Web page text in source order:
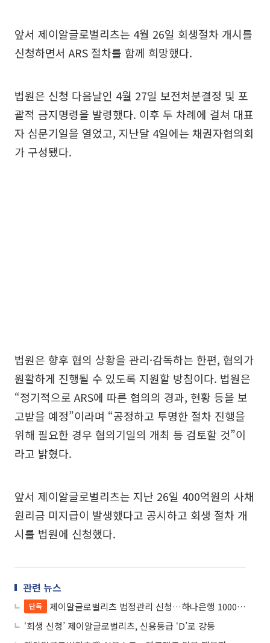
앞서 제이알글로벌리츠는 4월 26일 회생절차 개시를
신청하면서 ARS 절차를 함께 희망했다.
법원은 신청 다음날인 4월 27일 보전처분결정 및 포
괄적 금지명령을 발령했다. 이후 두 차례에 걸쳐 대표
자 심문기일을 열었고, 지난달 4일에는 채권자협의회
가 구성됐다.
법원은 향후 협의 상황을 관리·감독하는 한편, 협의가
원활하게 진행될 수 있도록 지원할 방침이다. 법원은
“정기적으로 ARS에 따른 협의의 경과, 현황 등을 보
고받을 예정”이라며 “공정하고 투명한 절차 진행을
위해 필요한 경우 협의기일의 개최 등 검토할 것”이
라고 밝혔다.
앞서 제이알글로벌리츠는 지난 26일 400억원의 사채
원리금 미지급이 발생했다고 공시하고 회생 절차 개
시를 법원에 신청했다.
관련 뉴스
단독
제이알글로벌리츠 법정관리 신청…하나은행 1000억 정산금 ‘불똥’
‘회생 신청’ 제이알글로벌리츠, 신용등급 ‘D’로 강등